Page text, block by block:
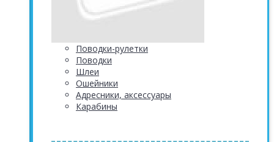
Поводки-рулетки
Поводки
Шлеи
Ошейники
Адресники, аксессуары
Карабины